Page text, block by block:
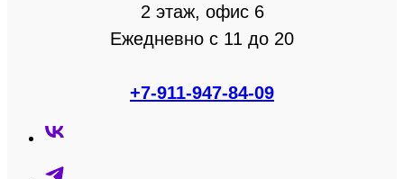
2 этаж, офис 6
Ежедневно с 11 до 20
+7-911-947-84-09